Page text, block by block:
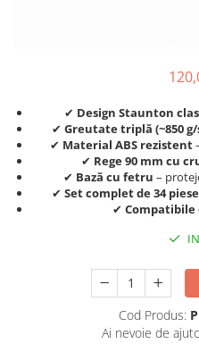
Lemn De Boxwood
Lemn De Carpen (hornbeam)
Lemn De Sheesham
Piese de sah DGT
Piese De Sah Tematice Din
Piese Din Plastic
Piese sah electronice
✔ Design Staunton
✔ Greutate triplă (~850
✔ Material ABS rezistent
✔ Rege 90 mm cu
✔ Bază cu fetru –
✔ Set complet de 34 piese
✔ Compatibile
Cod Produs:
Ai nevoie de